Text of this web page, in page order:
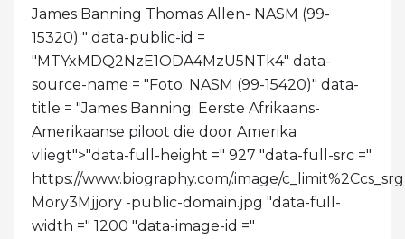
James Banning Thomas Allen- NASM (99-
15320) " data-public-id =
"MTYxMDQ2NzE1ODA4MzU5NTk4" data-
source-name = "Foto: NASM (99-15420)" data-
title = "James Banning: Eerste Afrikaans-
Amerikaanse piloot die door Amerika
vliegt">"data-full-height =" 927 "data-full-src ="
https://www.biography.com/.image/
Mory3Mjjory -public-domain.jpg "data-full-
width =" 1200 "data-image-id ="